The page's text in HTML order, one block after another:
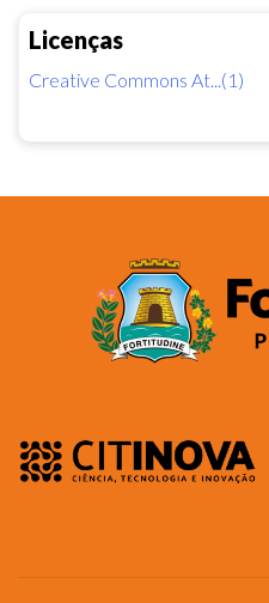
Licenças
Creative Commons At...(1)